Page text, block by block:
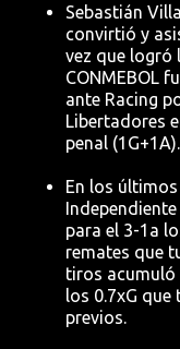
Sebastián
convirtió y
vez que logró
CONMEBOL
ante Racing
Libertadores
penal (1G+1A).
En los
para el 3-1a
remates que
tiros acumuló
los 0.7xG
previos.